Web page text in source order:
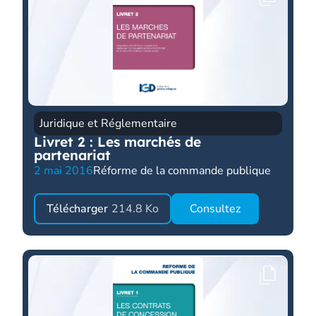
Juridique et Réglementaire
Livret 2 : Les marchés de
partenariat
2 mai 2016Réforme de la commande publique
Télécharger 214.8 Ko Consultez